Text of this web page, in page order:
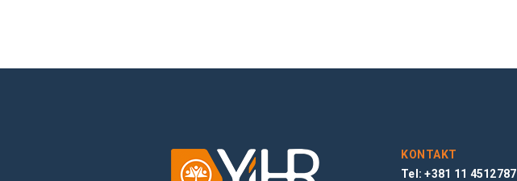
KONTAKT
Tel: +381 11 4512787